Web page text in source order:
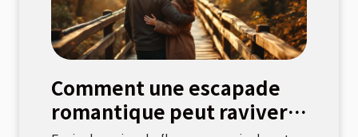
Comment une escapade
romantique peut raviver